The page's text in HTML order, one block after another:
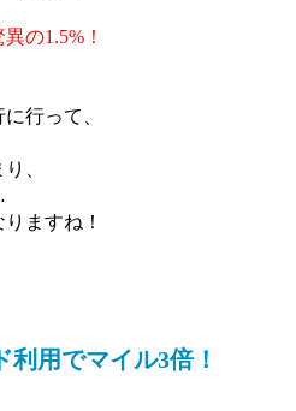
の1.5%！
行って、
、
ますね！
用でマイル3倍！